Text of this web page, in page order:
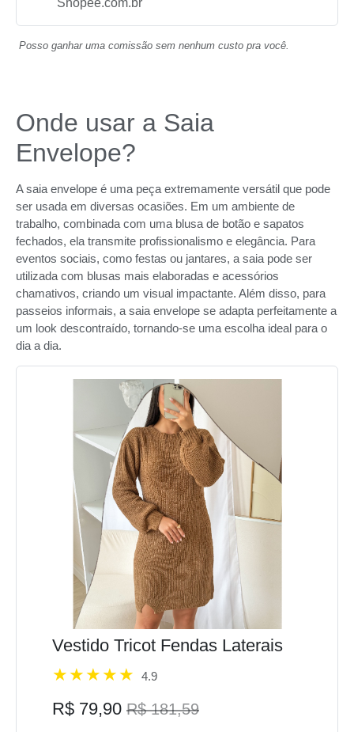
Shopee.com.br
Posso ganhar uma comissão sem nenhum custo pra você.
Onde usar a Saia
Envelope?
A saia envelope é uma peça extremamente versátil que pode
ser usada em diversas ocasiões. Em um ambiente de
trabalho, combinada com uma blusa de botão e sapatos
fechados, ela transmite profissionalismo e elegância. Para
eventos sociais, como festas ou jantares, a saia pode ser
utilizada com blusas mais elaboradas e acessórios
chamativos, criando um visual impactante. Além disso, para
passeios informais, a saia envelope se adapta perfeitamente a
um look descontraído, tornando-se uma escolha ideal para o
dia a dia.
Vestido Tricot Fendas Laterais
4.9
R$ 79,90 R$ 181,59